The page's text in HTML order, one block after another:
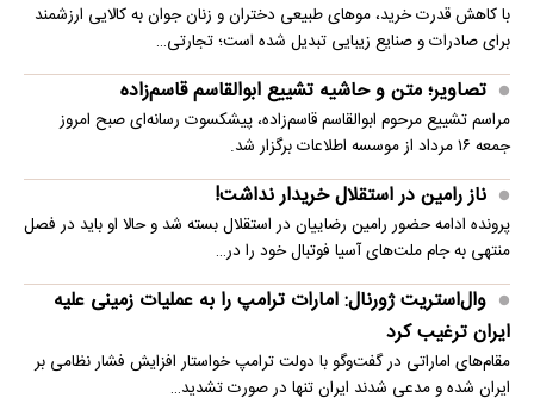
با کاهش قدرت خرید، موهای طبیعی دختران و زنان جوان به کالایی ارزشمند
برای صادرات و صنایع زیبایی تبدیل شده است؛ تجارتی…
تصاویر؛ متن و حاشیه تشییع ابوالقاسم قاسم‌زاده
مراسم تشییع مرحوم ابوالقاسم قاسم‌زاده، پیشکسوت رسانه‌ای صبح امروز
جمعه ۱۶ مرداد از موسسه اطلاعات برگزار شد.
ناز رامین در استقلال خریدار نداشت!
پرونده ادامه حضور رامین رضاییان در استقلال بسته شد و حالا او باید در فصل
منتهی به جام ملت‌های آسیا فوتبال خود را در…
وال‌استریت ژورنال: امارات ترامپ را به عملیات زمینی علیه
ایران ترغیب کرد
مقام‌های اماراتی در گفت‌وگو با دولت ترامپ خواستار افزایش فشار نظامی بر
ایران شده و مدعی شدند ایران تنها در صورت تشدید…